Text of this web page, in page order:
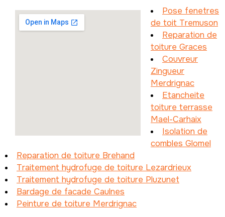
Pose fenetres
de toit Tremuson
Reparation de
toiture Graces
Couvreur
Zingueur
Merdrignac
Etancheite
toiture terrasse
Mael-Carhaix
Isolation de
combles Glomel
Reparation de toiture Brehand
Traitement hydrofuge de toiture Lezardrieux
Traitement hydrofuge de toiture Pluzunet
Bardage de facade Caulnes
Peinture de toiture Merdrignac